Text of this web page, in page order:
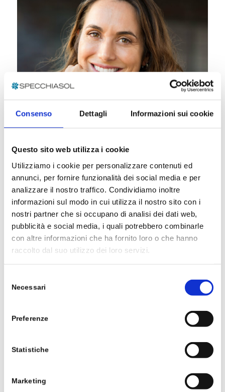
Consenso Dettagli Informazioni sui cookie
Questo sito web utilizza i cookie
Utilizziamo i cookie per personalizzare contenuti ed
annunci, per fornire funzionalità dei social media e per
analizzare il nostro traffico. Condividiamo inoltre
informazioni sul modo in cui utilizza il nostro sito con i
nostri partner che si occupano di analisi dei dati web,
pubblicità e social media, i quali potrebbero combinarle
con altre informazioni che ha fornito loro o che hanno
raccolto dal suo utilizzo dei loro servizi.
delNecessari
Preferenze
Statistiche
Marketing
2 Marzo 2021
Ogni anno si consumano in Italia milioni di confezioni di
lassativi. Questi preparati risolvono temporaneamente
il problema, ma con il tempo lo aggravano,…
Benessere intestinale